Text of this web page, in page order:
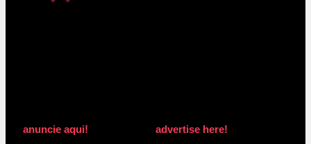
anuncie aqui! advertise here!